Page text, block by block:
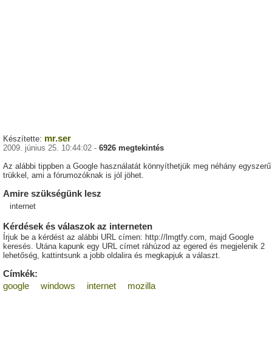
Készítette: mr.ser
2009. június 25. 10:44:02 - 6926 megtekintés
Az alábbi tippben a Google használatát könnyíthetjük meg néhány egyszerű
trükkel, ami a fórumozóknak is jól jöhet.
Amire szükségünk lesz
internet
Kérdések és válaszok az interneten
Írjuk be a kérdést az alábbi URL címen: http://lmgtfy.com, majd Google
keresés. Utána kapunk egy URL címet ráhúzod az egered és megjelenik 2
lehetőség, kattintsunk a jobb oldalira és megkapjuk a választ.
Címkék:
google
windows internet mozilla